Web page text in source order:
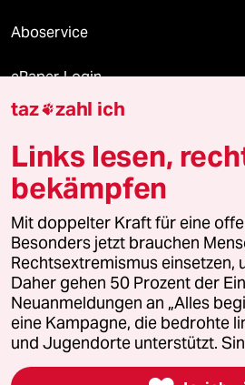
Aboservice
ePaper Login
Downloads für Abonnierende
© 2026 taz Verlags und Vertriebs
Alle Rechte vorbehalten. Bei rechtlichen
wenden Sie sich bitte an
lizenzen@taz.de
Feedback Redaktionsstatut
Leitlinie Informant Datenschutz
Seitenwende Einwilligungen
taz zahl ich
Links lesen,
bekämpfen
Mit doppelter Kraft für eine
Besonders jetzt brauchen
Rechtsextremismus einsetzen,
Daher gehen 50 Prozent der
Neuanmeldungen an „Alles
eine Kampagne, die bedrohte
und Jugendorte unterstützt.